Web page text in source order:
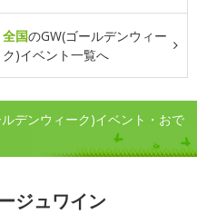
全国のGW(ゴールデンウィー
ク)イベント一覧へ
デンウィーク)イベント・おで
ジュワイン